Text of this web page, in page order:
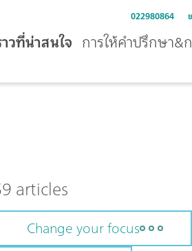
022980864
าวที่น่าสนใจ การให้คำปรึกษา&
articles
Change your focus